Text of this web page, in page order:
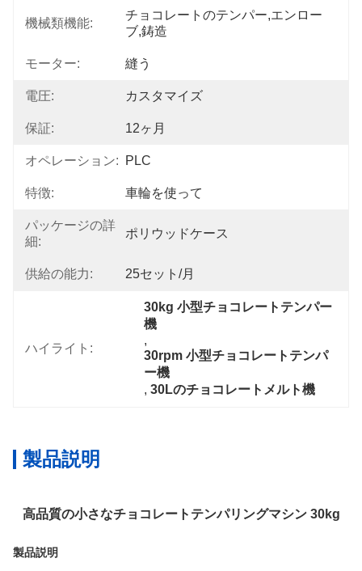
機械類機能:
チョコレートのテンパー,エンロー
ブ,鋳造
モーター: 縫う
電圧: カスタマイズ
保証: 12ヶ月
オペレーション: PLC
特徴: 車輪を使って
パッケージの詳
細:
ポリウッドケース
供給の能力: 25セット/月
ハイライト:
30kg 小型チョコレートテンパー
機
,
30rpm 小型チョコレートテンパ
ー機
, 30Lのチョコレートメルト機
製品説明
高品質の小さなチョコレートテンパリングマシン 30kg
製品説明